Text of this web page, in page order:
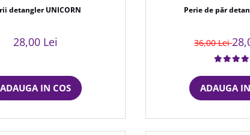
detangler UNICORN
28,00 Lei
ADAUGA IN COS
Perie de păr
36,00 Lei
ADAUGA